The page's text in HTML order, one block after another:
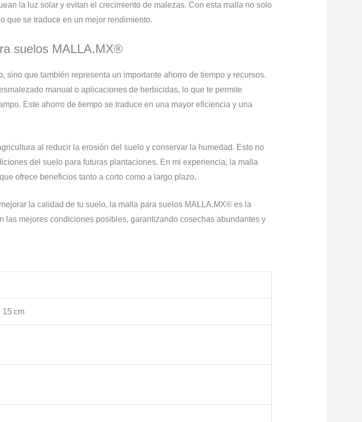
la luz solar y evitan el crecimiento de malezas. Con esta malla no solo
que se traduce en un mejor rendimiento.
suelos MALLA.MX®
que también representa un importante ahorro de tiempo y recursos.
manual o aplicaciones de herbicidas, lo que te permite
Este ahorro de tiempo se traduce en una mayor eficiencia y una
al reducir la erosión del suelo y conservar la humedad. Esto no
del suelo para futuras plantaciones. En mi experiencia, la malla
ofrece beneficios tanto a corto como a largo plazo.
la calidad de tu suelo, la malla para suelos MALLA.MX® es la
mejores condiciones posibles, garantizando cosechas abundantes y
15 cm